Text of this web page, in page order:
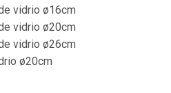
vidrio ø16cm
vidrio ø20cm
vidrio ø26cm
ø20cm